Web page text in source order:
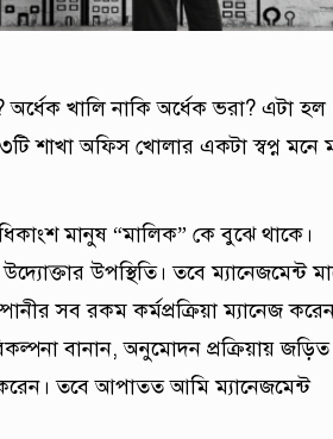
খালি নাকি অর্ধেক ভরা? এটা হল
শাখা অফিস খোলার একটা স্বপ্ন মনে
মানুষ “মালিক” কে বুঝে থাকে।
উপস্থিতি। তবে ম্যানেজমেন্ট
সব রকম কর্মপ্রক্রিয়া ম্যানেজ
বানান, অনুমোদন প্রক্রিয়ায় জড়িত
তবে আপাতত আমি ম্যানেজমেন্ট